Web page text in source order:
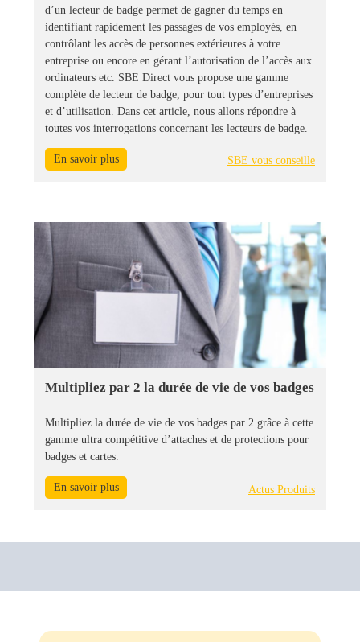
d’un lecteur de badge permet de gagner du temps en
identifiant rapidement les passages de vos employés, en
contrôlant les accès de personnes extérieures à votre
entreprise ou encore en gérant l’autorisation de l’accès aux
ordinateurs etc. SBE Direct vous propose une gamme
complète de lecteur de badge, pour tout types d’entreprises
et d’utilisation. Dans cet article, nous allons répondre à
toutes vos interrogations concernant les lecteurs de badge.
En savoir plus SBE vous conseille
Multipliez par 2 la durée de vie de vos badges
Multipliez la durée de vie de vos badges par 2 grâce à cette
gamme ultra compétitive d’attaches et de protections pour
badges et cartes.
En savoir plus Actus Produits